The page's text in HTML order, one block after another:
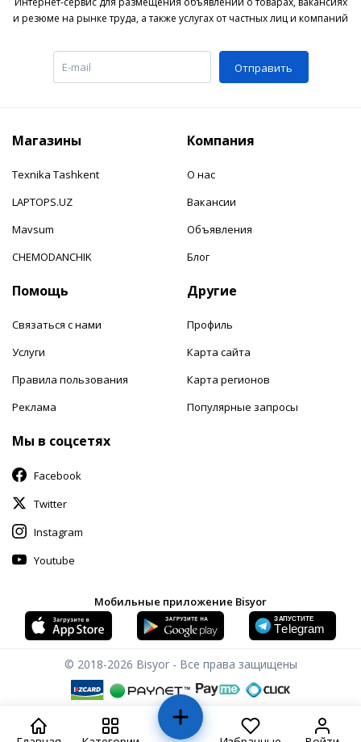
и резюме на рынке труда, а также услугах от частных лиц и компаний
Отправить
Магазины
Texnika Tashkent
LAPTOPS.UZ
Mavsum
CHEMODANCHIK
Компания
О нас
Вакансии
Объявления
Блог
Помощь
Связаться с нами
Услуги
Правила пользования
Реклама
Другие
Профиль
Карта сайта
Карта регионов
Популярные запросы
Мы в соцсетях
Facebook
Twitter
Instagram
Youtube
Мобильные приложение Bisyor
© 2018-2026 Bisyor - Все права защищены